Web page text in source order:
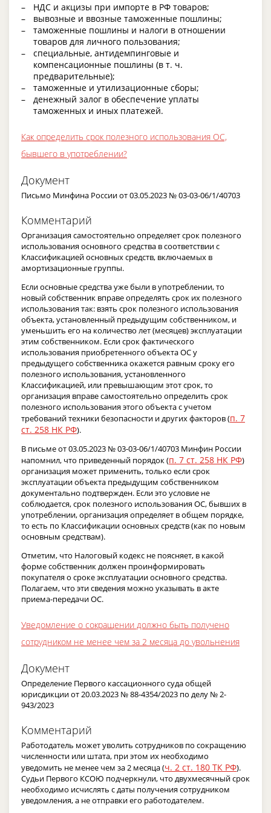
НДС и акцизы при импорте в РФ товаров;
вывозные и ввозные таможенные пошлины;
таможенные пошлины и налоги в отношении
товаров для личного пользования;
специальные, антидемпинговые и
компенсационные пошлины (в т. ч.
предварительные);
таможенные и утилизационные сборы;
денежный залог в обеспечение уплаты
таможенных и иных платежей.
Как определить срок полезного использования ОС,
бывшего в употреблении?
Документ
Письмо Минфина России от 03.05.2023 № 03-03-06/1/40703
Комментарий
Организация самостоятельно определяет срок полезного
использования основного средства в соответствии с
Классификацией основных средств, включаемых в
амортизационные группы.
Если основные средства уже были в употреблении, то
новый собственник вправе определять срок их полезного
использования так: взять срок полезного использования
объекта, установленный предыдущим собственником, и
уменьшить его на количество лет (месяцев) эксплуатации
этим собственником. Если срок фактического
использования приобретенного объекта ОС у
предыдущего собственника окажется равным сроку его
полезного использования, установленного
Классификацией, или превышающим этот срок, то
организация вправе самостоятельно определить срок
полезного использования этого объекта с учетом
требований техники безопасности и других факторов (п. 7
ст. 258 НК РФ).
В письме от 03.05.2023 № 03-03-06/1/40703 Минфин России
напомнил, что приведенный порядок (п. 7 ст. 258 НК РФ)
организация может применить, только если срок
эксплуатации объекта предыдущим собственником
документально подтвержден. Если это условие не
соблюдается, срок полезного использования ОС, бывших в
употреблении, организация определяет в общем порядке,
то есть по Классификации основных средств (как по новым
основным средствам).
Отметим, что Налоговый кодекс не поясняет, в какой
форме собственник должен проинформировать
покупателя о сроке эксплуатации основного средства.
Полагаем, что эти сведения можно указывать в акте
приема-передачи ОС.
Уведомление о сокращении должно быть получено
сотрудником не менее чем за 2 месяца до увольнения
Документ
Определение Первого кассационного суда общей
юрисдикции от 20.03.2023 № 88-4354/2023 по делу № 2-
943/2023
Комментарий
Работодатель может уволить сотрудников по сокращению
численности или штата, при этом их необходимо
уведомить не менее чем за 2 месяца (ч. 2 ст. 180 ТК РФ).
Судьи Первого КСОЮ подчеркнули, что двухмесячный срок
необходимо исчислять с даты получения сотрудником
уведомления, а не отправки его работодателем.